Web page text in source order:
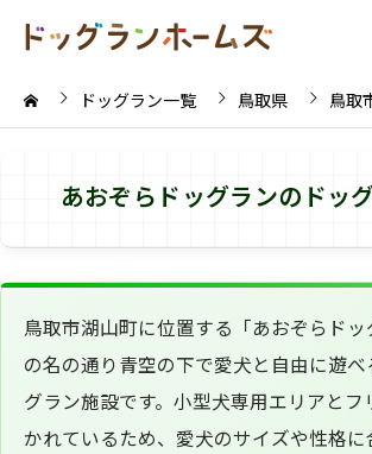
ドッグラン一覧 鳥取県 鳥取
あおぞらドッグランのドッ
鳥取市湖山町に位置する「あおぞらド
の名の通り青空の下で愛犬と自由に遊べ
グラン施設です。小型犬専用エリアと
かれているため、愛犬のサイズや性格